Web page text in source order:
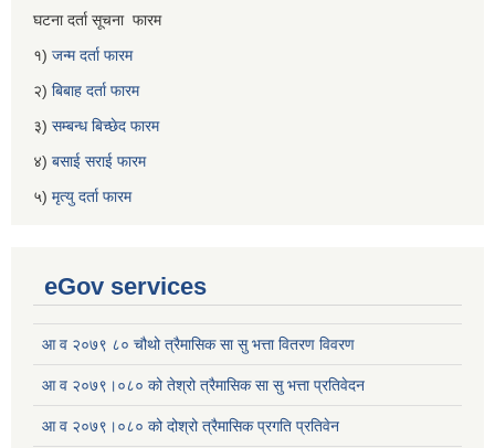
घटना दर्ता सूचना फारम
१) जन्म दर्ता फारम
२) बिबाह दर्ता फारम
३) सम्बन्ध बिच्छेद फारम
४) बसाई सराई फारम
५) मृत्यु दर्ता फारम
eGov services
आ व २०७९ ८० चौथो त्रैमासिक सा सु भत्ता वितरण विवरण
आ व २०७९।०८० को तेश्रो त्रैमासिक सा सु भत्ता प्रतिवेदन
आ व २०७९।०८० को दोश्रो त्रैमासिक प्रगति प्रतिवेन